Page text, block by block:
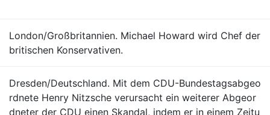
London/Großbritannien. Michael Howard wird Chef der
britischen Konservativen.
Dresden/Deutschland. Mit dem CDU-Bundestagsabgeo
rdnete Henry Nitzsche verursacht ein weiterer Abgeor
dneter der CDU einen Skandal, indem er in einem Zeitu